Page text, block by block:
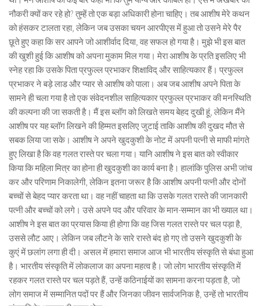
नौकरी क्यों कर रहे हो? तुम्हें तो एक बड़ा अधिकारी होना चाहिए। तब आशीष मेरे कथन
को हंसकर टालता रहा, लेकिन जब उसका चयन आरपीएस में हुआ तो उसने मेरे पैर
छूते हुए कहा कि सर आपने जो आशीर्वाद दिया, वह सफल हो गया है। मुझे भी इस बात
की खुशी हुई कि आशीष को अपना मुकाम मिल गया। मेरा आशीष के प्रति इसलिए भी
स्नेह रहा कि उसके पिता प्रफुल्ल प्रभाकर शिक्षाविद् और साहित्यकार हैं। प्रफुल्ल
प्रभाकर ने बड़े लाड और प्यार से आशीष को पाला। अब जब आशीष अपने पिता के
सामने ही चला गया है तो एक संवेदनशील साहित्यकार प्रफुल्ल प्रभाकर की मनस्थिति
की कल्पना की जा सकती है। मैं इस ब्लॉग को लिखते समय बेहद दुखी हूं, लेकिन मैंने
आशीष पर यह ब्लॉग लिखने की हिम्मत इसलिए जुटाई ताकि आशीष की दुखद मौत से
सबक लिया जा सके। आशीष ने अपने खुदकुशी के नोट में अपनी पत्नी से माफी मांगते
हुए लिखा है कि वह गलत रास्ते पर चला गया। यानि आशीष ने इस बात को स्वीकार
किया कि महिला मित्र का होना ही खुदकुशी का कार्य बना है। हालांकि पुलिस अभी जांच
कर और परिणाम निकालेगी, लेकिन इतना जरूर है कि आशीष अपनी पत्नी और दोनों
बच्चों से बेहद प्यार करता था। वह नहीं चाहता था कि उसके गलत रास्ते की जानकारी
पत्नी और बच्चों को लगे। उसे अपने पद और परिवार के मान-सम्मान का भी ख्याल था।
आशीष ने इस बात का प्रयास किया ही होगा कि वह जिस गलत रास्ते पर चल पड़ा है,
उससे लौट आए। लेकिन जब लौटने के सारे रास्ते बंद हो गए तो उसने खुदकुशी के
कुएं में छलांग लगा ही दी। असल में हमारा समाज आज भी भारतीय संस्कृति से बंधा हुआ
है। भारतीय संस्कृति में लोकलाज का अपना महत्व है। जो लोग भारतीय संस्कृति में
रहकर गलत रास्ते पर चल पड़ते हैं, उन्हें कठिनाईयों का सामना करना पड़ता है, जो
लोग समाज में सम्मानित पदों पर हैं और जिनका जीवन सार्वजनिक है, उन्हें तो भारतीय